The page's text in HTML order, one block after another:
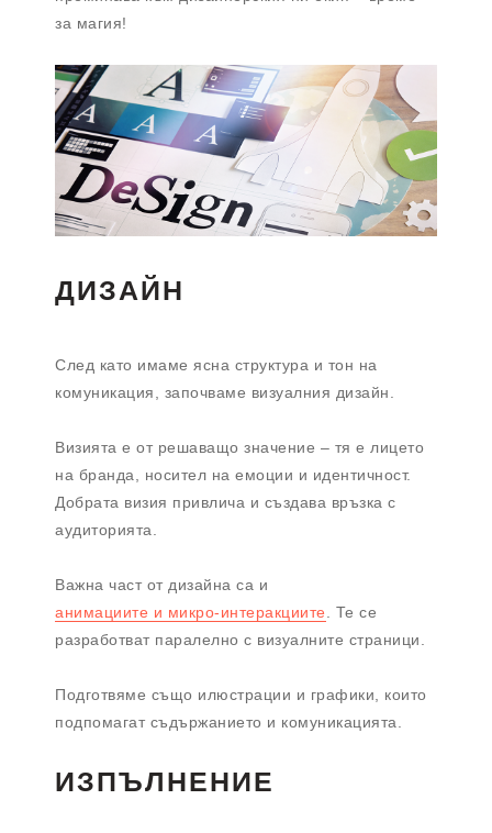
за магия!
ДИЗАЙН
След като имаме ясна структура и тон на
комуникация, започваме визуалния дизайн.
Визията е от решаващо значение – тя е лицето
на бранда, носител на емоции и идентичност.
Добрата визия привлича и създава връзка с
аудиторията.
Важна част от дизайна са и
анимациите и микро-интеракциите. Те се
разработват паралелно с визуалните страници.
Подготвяме също илюстрации и графики, които
подпомагат съдържанието и комуникацията.
ИЗПЪЛНЕНИЕ